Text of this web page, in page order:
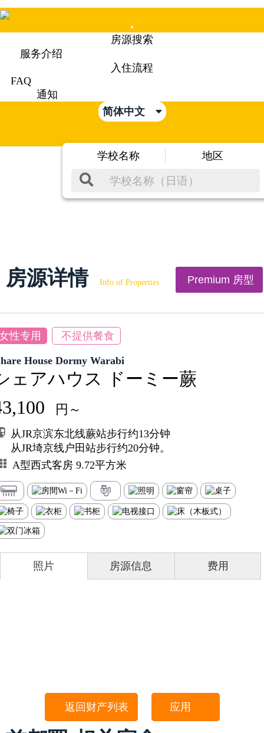
Mobile
Menu
房源搜索
服务介绍
入住流程
FAQ
通知
简体中文
学校名称 地区
房源详情 Info of Properties Premium 房型
性专用 不提供餐食
House Dormy Warabi
ェアハウス ドーミー蕨
円～
从JR京滨东北线蕨站步行约13分钟
从JR埼京线户田站步行约20分钟。
A型西式客房 9.72平方米
照片 房源信息 费用
返回财产列表 应用